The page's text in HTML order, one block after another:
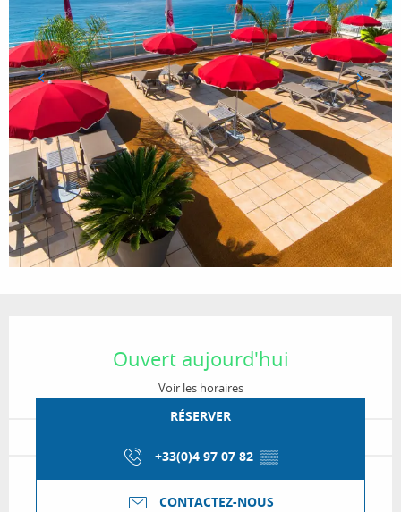
Ouvert aujourd'hui
Voir les horaires
RÉSERVER
+33(0)4 97 07 82 ▒▒
CONTACTEZ-NOUS